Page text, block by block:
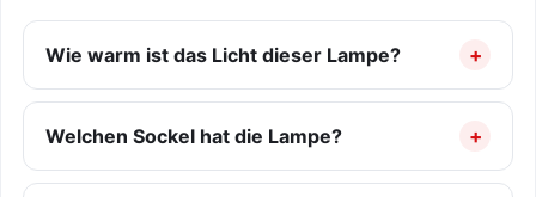
Wie warm ist das Licht dieser Lampe?
Welchen Sockel hat die Lampe?